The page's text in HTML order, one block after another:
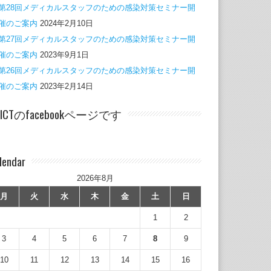
28回メディカルスタッフのための感染対策セミナー開
のご案内 2024年2月10日
27回メディカルスタッフのための感染対策セミナー開
のご案内 2023年9月1日
26回メディカルスタッフのための感染対策セミナー開
のご案内 2023年2月14日
のfacebookページです
2026年8月
月
火 水 木 金 土 日
1 2
3 4 5 6 7 8 9
10 11 12 13 14 15 16